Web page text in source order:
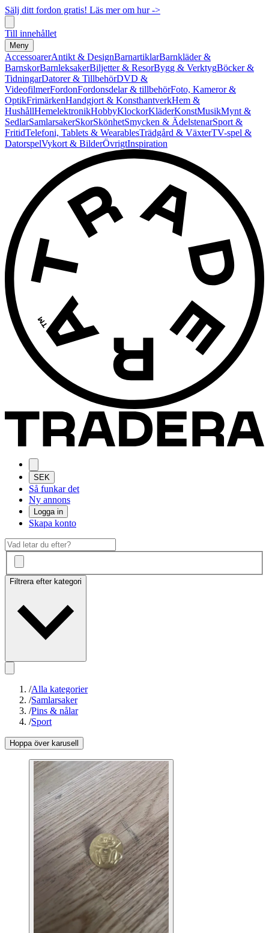
Sälj ditt fordon gratis! Läs mer om hur ->
Till innehållet
Meny
AccessoarerAntikt & DesignBarnartiklarBarnkläder &
BarnskorBarnleksakerBiljetter & ResorBygg & VerktygBöcker &
TidningarDatorer & TillbehörDVD &
VideofilmerFordonFordonsdelar & tillbehörFoto, Kameror &
OptikFrimärkenHandgjort & KonsthantverkHem &
HushållHemelektronikHobbyKlockorKläderKonstMusikMynt &
SedlarSamlarsakerSkorSkönhetSmycken & ÄdelstenarSport &
FritidTelefoni, Tablets & WearablesTrädgård & VäxterTV-spel &
DatorspelVykort & BilderÖvrigtInspiration
SEK
Så funkar det
Ny annons
Logga in
Skapa konto
Filtrera efter kategori
/Alla kategorier
/Samlarsaker
/Pins & nålar
/Sport
Hoppa över karusell